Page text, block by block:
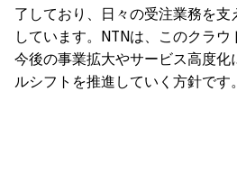
了しており、日々の受注業務を支
しています。NTNは、このクラウ
今後の事業拡大やサービス高度化
ルシフトを推進していく方針です。